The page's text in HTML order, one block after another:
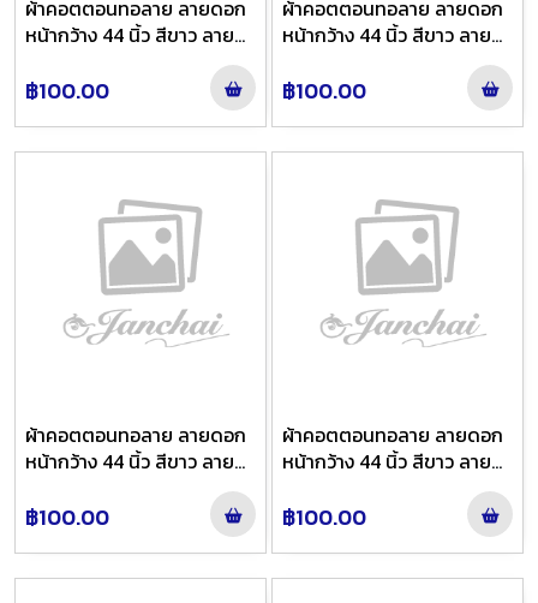
ผ้าคอตตอนทอลาย ลายดอก
หน้ากว้าง 44 นิ้ว สีขาว ลาย
฿100.00
ผ้าคอตตอนทอลาย ลายดอก
หน้ากว้าง 44 นิ้ว สีขาว ลาย
฿100.00
ผ้าคอตตอนทอลาย ลายดอก
หน้ากว้าง 44 นิ้ว สีขาว ลาย
฿100.00
ผ้าคอตตอนทอลาย ลายดอก
หน้ากว้าง 44 นิ้ว สีขาว ลาย
฿100.00